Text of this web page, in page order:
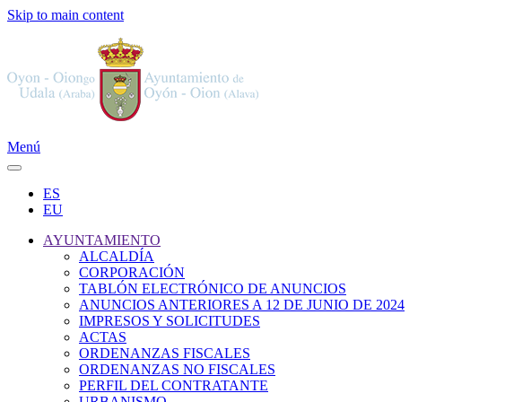
Skip to main content
Menú
ES
EU
AYUNTAMIENTO
ALCALDÍA
CORPORACIÓN
TABLÓN ELECTRÓNICO DE ANUNCIOS
ANUNCIOS ANTERIORES A 12 DE JUNIO DE 2024
IMPRESOS Y SOLICITUDES
ACTAS
ORDENANZAS FISCALES
ORDENANZAS NO FISCALES
PERFIL DEL CONTRATANTE